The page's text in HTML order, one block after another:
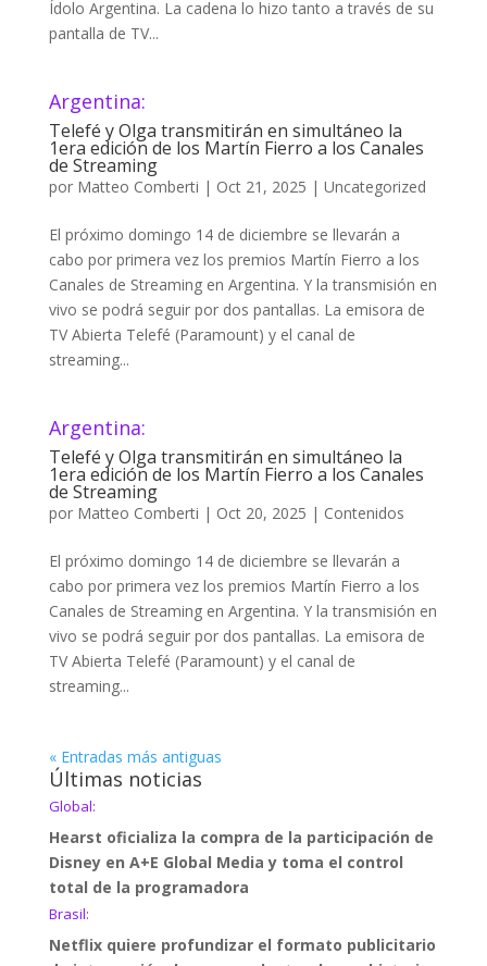
Ídolo Argentina. La cadena lo hizo tanto a través de su
pantalla de TV...
Argentina:
Telefé y Olga transmitirán en simultáneo la
1era edición de los Martín Fierro a los Canales
de Streaming
por Matteo Comberti | Oct 21, 2025 | Uncategorized
El próximo domingo 14 de diciembre se llevarán a
cabo por primera vez los premios Martín Fierro a los
Canales de Streaming en Argentina. Y la transmisión en
vivo se podrá seguir por dos pantallas. La emisora de
TV Abierta Telefé (Paramount) y el canal de
streaming...
Argentina:
Telefé y Olga transmitirán en simultáneo la
1era edición de los Martín Fierro a los Canales
de Streaming
por Matteo Comberti | Oct 20, 2025 | Contenidos
El próximo domingo 14 de diciembre se llevarán a
cabo por primera vez los premios Martín Fierro a los
Canales de Streaming en Argentina. Y la transmisión en
vivo se podrá seguir por dos pantallas. La emisora de
TV Abierta Telefé (Paramount) y el canal de
streaming...
« Entradas más antiguas
Últimas noticias
Global:
Hearst oficializa la compra de la participación de
Disney en A+E Global Media y toma el control
total de la programadora
Brasil:
Netflix quiere profundizar el formato publicitario